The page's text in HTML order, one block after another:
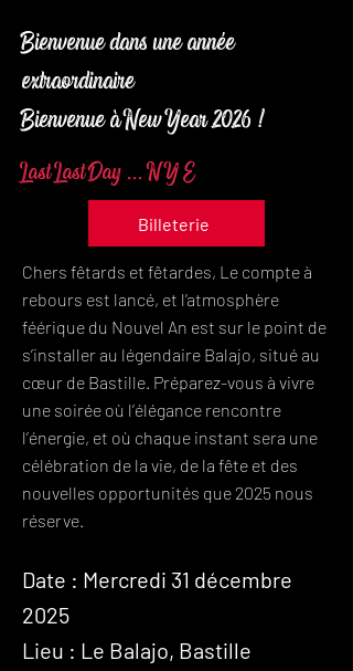
Bienvenue dans une année
extraordinaire
Bienvenue à New Year 2026 !
Last Last Day ... N Y E
Billeterie
Chers fêtards et fêtardes, Le compte à
rebours est lancé, et l’atmosphère
féérique du Nouvel An est sur le point de
s’installer au légendaire Balajo, situé au
cœur de Bastille. Préparez-vous à vivre
une soirée où l’élégance rencontre
l’énergie, et où chaque instant sera une
célébration de la vie, de la fête et des
nouvelles opportunités que 2025 nous
réserve.
Date : Mercredi 31 décembre
2025
Lieu : Le Balajo, Bastille